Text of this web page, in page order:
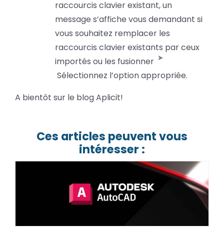
raccourcis clavier existant, un
message s’affiche vous demandant si
vous souhaitez remplacer les
raccourcis clavier existants par ceux
importés ou les fusionner
Sélectionnez l’option appropriée.
A bientôt sur le blog Aplicit!
Ces articles peuvent vous
intéresser :